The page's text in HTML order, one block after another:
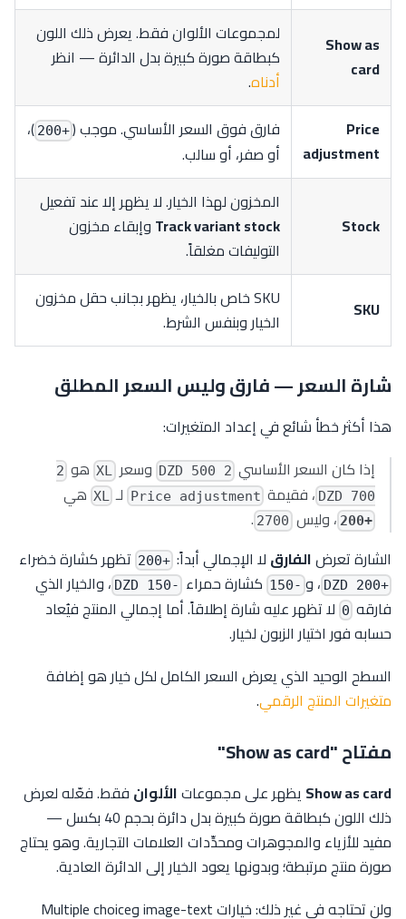
Show as
card
لمجموعات الألوان فقط. يعرض ذلك اللون
كبطاقة صورة كبيرة بدل الدائرة — انظر
أدناه.
Price
adjustment
فارق فوق السعر الأساسي. موجب (+200
)،
أو صفر، أو سالب.
Stock
المخزون لهذا الخيار. لا يظهر إلا عند تفعيل
Track variant stock وإبقاء مخزون
التوليفات مغلقاً.
SKU
SKU خاص بالخيار، يظهر بجانب حقل مخزون
الخيار وبنفس الشرط.
شارة السعر — فارق وليس السعر المطلق
هذا أكثر خطأ شائع في إعداد المتغيرات:
إذا كان السعر الأساسي 2 500 DZD وسعر XLهو 2
700 DZD
، فقيمة Price adjustment لـ XL هي
+200 ، وليس 2700
.
الشارة تعرضالفارق لا الإجمالي أبداً: +200 تظهر كشارة خضراء
+200 DZD ، و -150 كشارة حمراء -150 DZD
، والخيار الذي
فارقه 0 لا تظهر عليه شارة إطلاقاً. أما إجمالي المنتج فيُعاد
حسابه فور اختيار الزبون لخيار.
السطح الوحيد الذي يعرض السعر الكامل لكل خيار هو إضافة
متغيرات المنتج الرقمي.
مفتاح "Show as card"
Show as card يظهر على مجموعاتالألوان فقط. فعّله لعرض
ذلك اللون كبطاقة صورة كبيرة بدل دائرة بحجم 40 بكسل —
مفيد للأزياء والمجوهرات ومحدِّدات العلامات التجارية. وهو يحتاج
صورة منتج مرتبطة؛ وبدونها يعود الخيار إلى الدائرة العادية.
ولن تحتاجه في غير ذلك: خيارات image-text وMultiple choice